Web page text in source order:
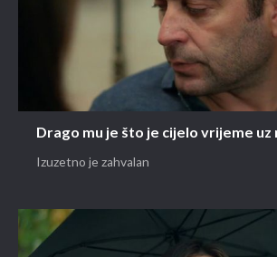
Drago mu je što je cijelo vrijeme uz
Izuzetno je zahvalan